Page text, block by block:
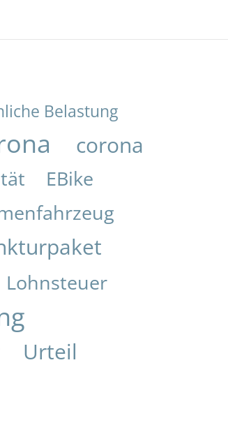
Belastung
corona
EBike
Lohnsteuer
Urteil